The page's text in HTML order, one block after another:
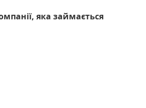
яка займається